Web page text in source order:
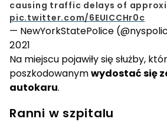
causing traffic delays of
pic.twitter.com/6EUICCHr0c
— NewYorkStatePolice
2021
Na miejscu pojawiły się służby,
poszkodowanymwydostać się
autokaru.
Ranni w szpitalu